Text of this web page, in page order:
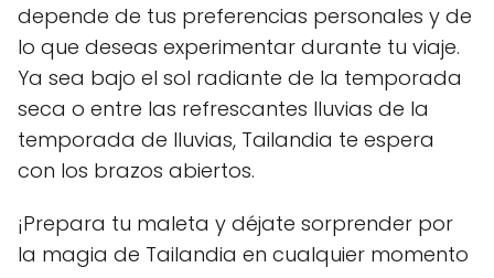
depende de tus preferencias personales y de
lo que deseas experimentar durante tu viaje.
Ya sea bajo el sol radiante de la temporada
seca o entre las refrescantes lluvias de la
temporada de lluvias, Tailandia te espera
con los brazos abiertos.
¡Prepara tu maleta y déjate sorprender por
la magia de Tailandia en cualquier momento